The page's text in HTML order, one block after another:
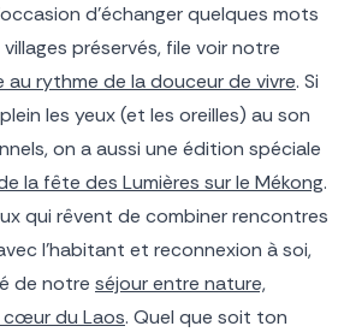
d’échanger quelques mots
préservés, file voir notre
au rythme de la douceur de vivre. Si
les yeux (et les oreilles) au son
on a aussi une édition spéciale
la fête des Lumières sur le Mékong.
qui rêvent de combiner rencontres
l’habitant et reconnexion à soi,
de notre séjour entre nature,
du Laos. Quel que soit ton